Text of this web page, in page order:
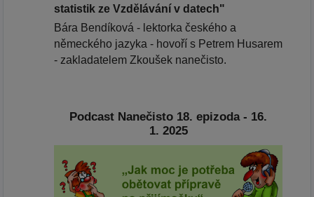
statistik ze Vzdělávání v datech"
Bára Bendíková - lektorka českého a
německého jazyka - hovoří s Petrem Husarem
- zakladatelem Zkoušek nanečisto.
Podcast Nanečisto 18. epizoda - 16.
1. 2025